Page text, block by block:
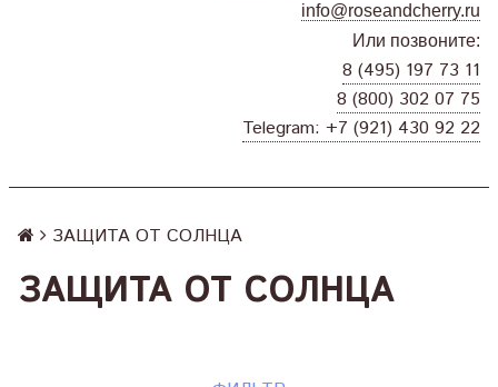
info@roseandcherry.ru
Или позвоните:
8 (495) 197 73 11
8 (800) 302 07 75
Telegram: +7 (921) 430 92 22
ЗАЩИТА ОТ СОЛНЦА
ЗАЩИТА ОТ СОЛНЦА